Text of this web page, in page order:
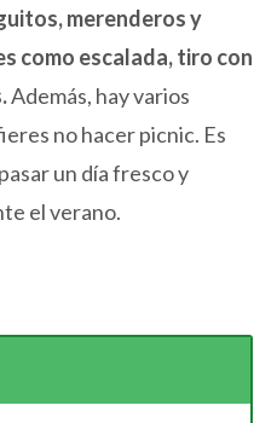
merenderos y
como escalada, tiro con
Además, hay varios
no hacer picnic. Es
un día fresco y
el verano.